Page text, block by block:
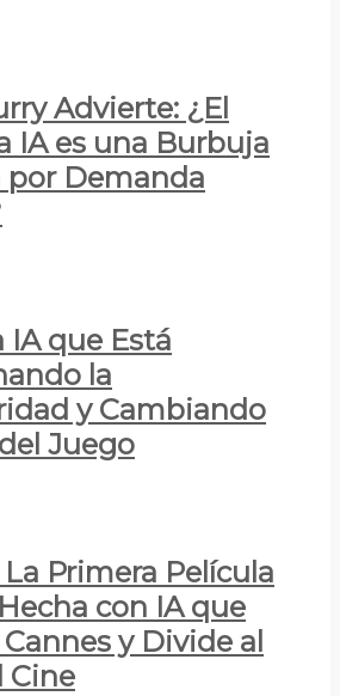
Advierte: ¿El
IA es una Burbuja
por Demanda
IA que Está
la
y Cambiando
Juego
Primera Película
con IA que
y Divide al
Cine